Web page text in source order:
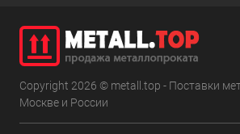
Copyright 2026 © metall.top - Поставки
Москве и России